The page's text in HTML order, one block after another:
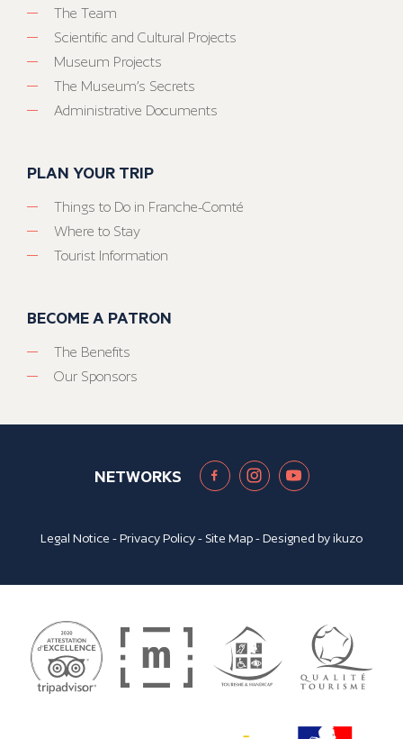
The Team
Scientific and Cultural Projects
Museum Projects
The Museum’s Secrets
Administrative Documents
PLAN YOUR TRIP
Things to Do in Franche-Comté
Where to Stay
Tourist Information
BECOME A PATRON
The Benefits
Our Sponsors
NETWORKS
Legal Notice -Privacy Policy- Site Map- Designed byikuzo